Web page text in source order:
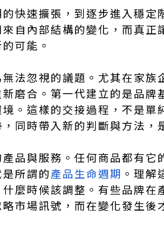
快速擴張，到逐步進入穩定
自內部結構的變化，而真正
可能。
法忽視的議題。尤其在家族
磨合。第一代建立的是品牌
。這樣的交接過程，不是單
同時帶入新的判斷與方法，
品與服務。任何商品都有它
所謂的產品生命週期 。理解
麼時候該調整。有些品牌在
市場訊號，而在變化發生後